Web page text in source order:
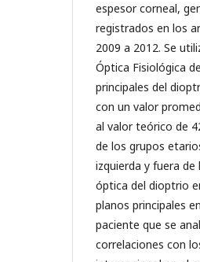
espesor corneal,
registrados en los
2009 a 2012. Se
Óptica Fisiológica
principales del
con un valor
al valor teórico de
de los grupos
izquierda y fuera
óptica del dioptrio
planos principales
paciente que se
correlaciones con